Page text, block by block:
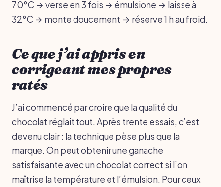
70°C → verse en 3 fois → émulsione → laisse à
32°C → monte doucement → réserve 1 h au froid.
Ce que j’ai appris en
corrigeant mes propres
ratés
J’ai commencé par croire que la qualité du
chocolat réglait tout. Après trente essais, c’est
devenu clair : la technique pèse plus que la
marque. On peut obtenir une ganache
satisfaisante avec un chocolat correct si l’on
maîtrise la température et l’émulsion. Pour ceux